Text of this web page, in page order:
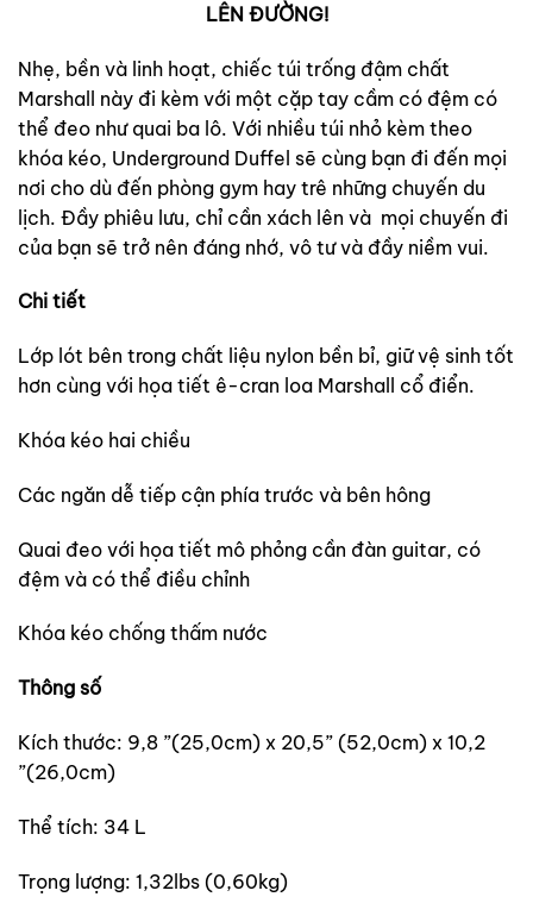
LÊNĐƯỜNG!
Nhẹ, bền và linh hoạt, chiếc túi trống đậm chất
Marshall này đi kèm với một cặp tay cầm có đệm có
thể đeo như quai ba lô. Với nhiều túi nhỏ kèm theo
khóa kéo, Underground Duffel sẽ cùng bạn đi đến mọi
nơi cho dù đến phòng gym hay trê những chuyến du
lịch. Đầy phiêu lưu, chỉ cần xách lên và mọi chuyến đi
của bạn sẽ trở nên đáng nhớ, vô tư và đầy niềm vui.
Chi tiết
Lớp lót bên trong chất liệu nylon bền bỉ, giữ vệ sinh tốt
hơn cùng với họa tiết ê-cran loa Marshall cổ điển.
Khóa kéo hai chiều
Các ngăn dễ tiếp cận phía trước và bên hông
Quai đeo với họa tiết mô phỏng cần đàn guitar, có
đệm và có thể điều chỉnh
Khóa kéo chống thấm nước
Thông số
Kích thước: 9,8 ”(25,0cm) x 20,5” (52,0cm) x 10,2
”(26,0cm)
Thể tích: 34 L
Trọng lượng: 1,32lbs (0,60kg)